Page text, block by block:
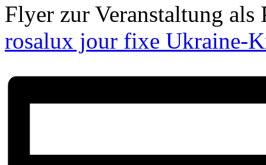
Flyer zur Veranstaltung
rosalux jour fixe Ukraine-